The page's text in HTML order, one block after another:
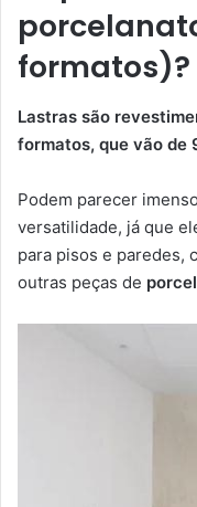
formatos)?
Lastras são
formatos, que vão de
Podem parecer
versatilidade, já que
para pisos e paredes,
outras peças de